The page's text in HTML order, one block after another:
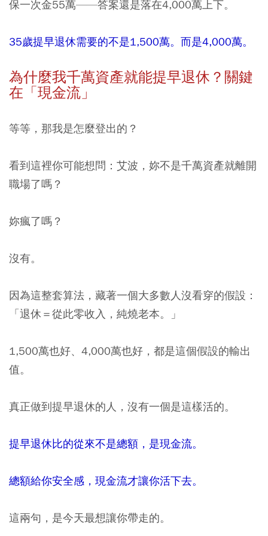
保一次金55萬——答案還是落在4,000萬上下。
35歲提早退休需要的不是1,500萬。而是4,000萬。
為什麼我千萬資產就能提早退休？關鍵
在「現金流」
等等，那我是怎麼登出的？
看到這裡你可能想問：艾波，妳不是千萬資產就離開
職場了嗎？
妳瘋了嗎？
沒有。
因為這整套算法，藏著一個大多數人沒看穿的假設：
「退休＝從此零收入，純燒老本。」
1,500萬也好、4,000萬也好，都是這個假設的輸出
值。
真正做到提早退休的人，沒有一個是這樣活的。
提早退休比的從來不是總額，是現金流。
總額給你安全感，現金流才讓你活下去。
這兩句，是今天最想讓你帶走的。